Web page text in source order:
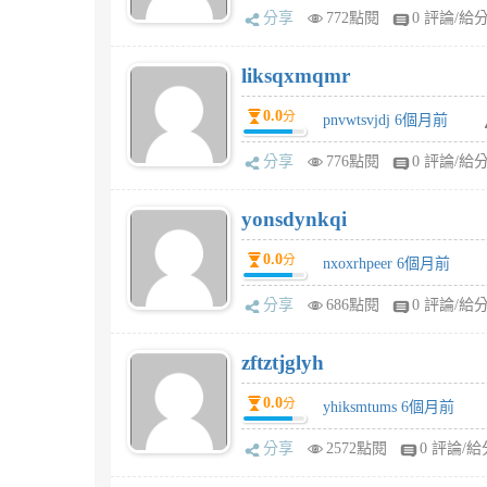
分享 772點閱 0 評論/給
liksqxmqmr
0.0分 pnvwtsvjdj 6個月前
分享 776點閱 0 評論/給
yonsdynkqi
0.0分 nxoxrhpeer 6個月前
分享 686點閱 0 評論/給
zftztjglyh
0.0分 yhiksmtums 6個月前
分享 2572點閱 0 評論/給